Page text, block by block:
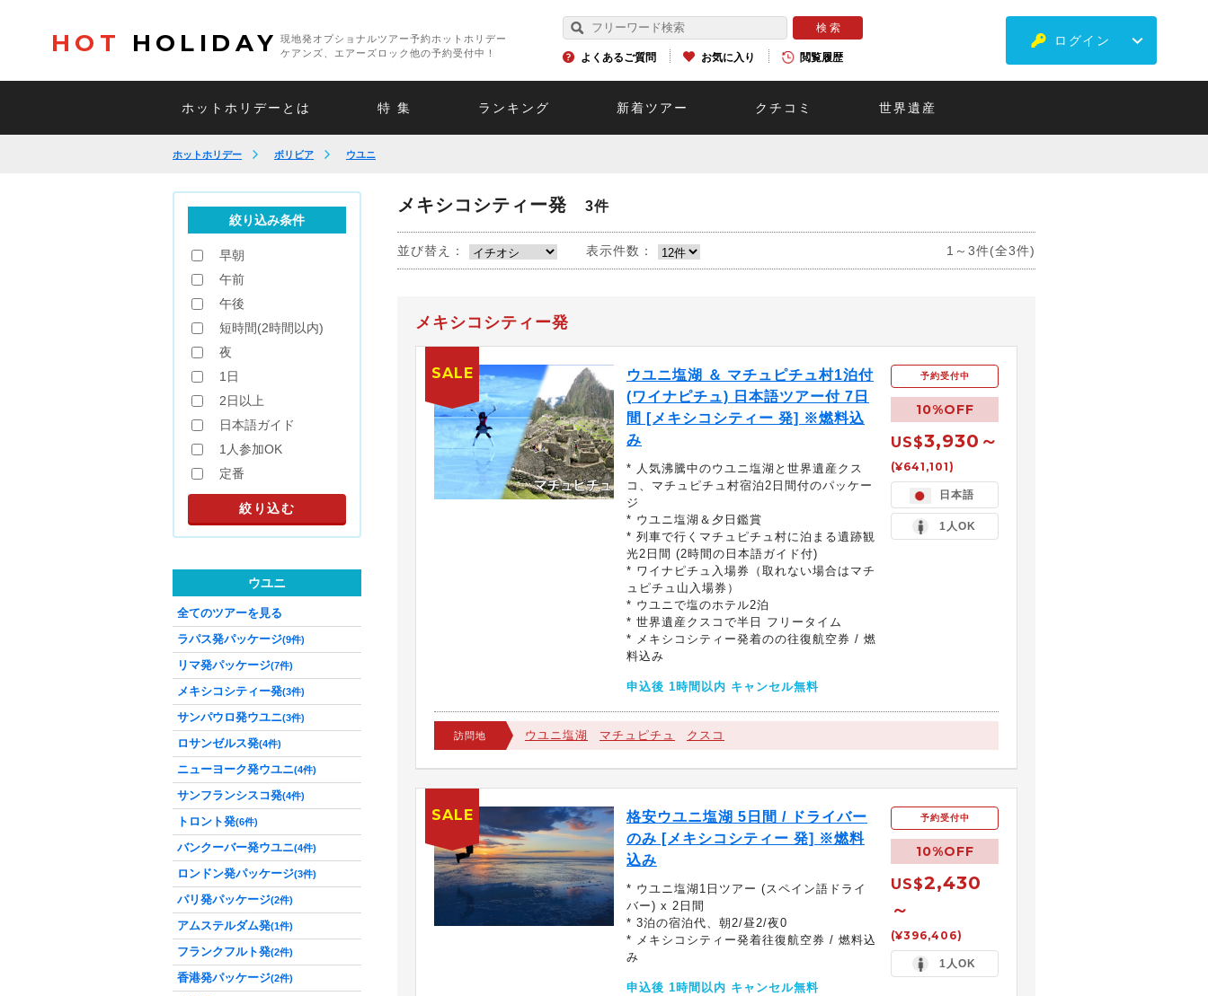
HOT HOLIDAY
現地発オプショナルツアー予約ホットホリデー
ケアンズ、エアーズロック他の予約受付中！
よくあるご質問 お気に入り 閲覧履歴
ログイン
ホットホリデーとは 特 集 ランキング 新着ツアー クチコミ 世界遺産
ホットホリデー ボリビア ウユニ
メキシコシティー発 3件
並び替え： 表示件数： 1～3件(全3件)
メキシコシティー発
ウユニ塩湖 ＆ マチュピチュ村1泊付
(ワイナピチュ) 日本語ツアー付 7日
間 [メキシコシティー 発] ※燃料込
み
* 人気沸騰中のウユニ塩湖と世界遺産クス
コ、マチュピチュ村宿泊2日間付のパッケー
ジ
* ウユニ塩湖＆夕日鑑賞
* 列車で行くマチュピチュ村に泊まる遺跡観
光2日間 (2時間の日本語ガイド付)
* ワイナピチュ入場券（取れない場合はマチ
ュピチュ山入場券）
* ウユニで塩のホテル2泊
* 世界遺産クスコで半日 フリータイム
* メキシコシティー発着のの往復航空券 / 燃
料込み
申込後 1時間以内 キャンセル無料
予約受付中
10%OFF
US$3,930～
(¥641,101)
日本語
1人OK
訪問地 ウユニ塩湖 マチュピチュ クスコ
SALE
格安ウユニ塩湖 5日間 / ドライバー
のみ [メキシコシティー 発] ※燃料
込み
* ウユニ塩湖1日ツアー (スペイン語ドライ
バー) x 2日間
* 3泊の宿泊代、朝2/昼2/夜0
* メキシコシティー発着往復航空券 / 燃料込
み
申込後 1時間以内 キャンセル無料
予約受付中
10%OFF
US$2,430
～
(¥396,406)
1人OK
SALE
絞り込み条件
早朝
午前
午後
短時間(2時間以内)
夜
1日
2日以上
日本語ガイド
1人参加OK
定番
ウユニ
全てのツアーを見る
ラパス発パッケージ(9件)
リマ発パッケージ(7件)
メキシコシティー発(3件)
サンパウロ発ウユニ(3件)
ロサンゼルス発(4件)
ニューヨーク発ウユニ(4件)
サンフランシスコ発(4件)
トロント発(6件)
バンクーバー発ウユニ(4件)
ロンドン発パッケージ(3件)
パリ発パッケージ(2件)
アムステルダム発(1件)
フランクフルト発(2件)
香港発パッケージ(2件)